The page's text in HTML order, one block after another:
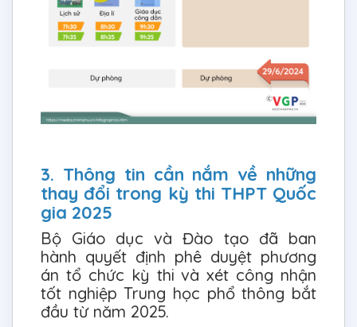
3. Thông tin cần nắm về những
thay đổi trong kỳ thi THPT Quốc
gia 2025
Bộ Giáo dục và Đào tạo đã ban
hành quyết định phê duyệt phương
án tổ chức kỳ thi và xét công nhận
tốt nghiệp Trung học phổ thông bắt
đầu từ năm 2025.